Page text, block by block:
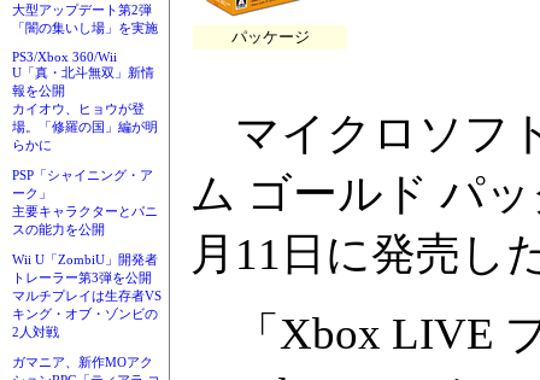
大型アップデート第2弾
「闇の集いし場」を実施
PS3/Xbox 360/Wii
U「真・北斗無双」新情
報を公開
カイオウ、ヒョウが登
場。「修羅の国」編が明
らかに
PSP「シャイニング・ア
ーク」
主要キャラクターとパニ
スの能力を公開
Wii U「ZombiU」開発者
トレーラー第3弾を公開
マルチプレイは生存者VS
キング・オブ・ゾンビの
2人対戦
ガマニア、新作MOアク
パッケージ
マイクロソフ
ム ゴールド パ
月11日に発売し
「Xbox LIVE